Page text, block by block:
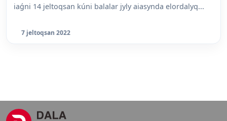
iaǵni 14 jeltoqsan kúni balalar jyly aiasynda elordalyq...
7 jeltoqsan 2022